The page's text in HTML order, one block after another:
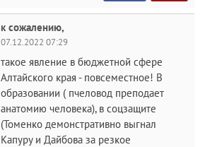
к сожалению,
07.12.2022 07:29
такое явление в бюджетной сфере
Алтайского края - повсеместное! В
образовании ( пчеловод преподает
анатомию человека), в соцзащите
(Томенко демонстративно выгнал
Капуру и Дайбова за резкое